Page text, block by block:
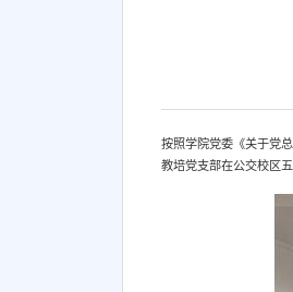
按照学院党委《关于党
教培党支部在公交校区